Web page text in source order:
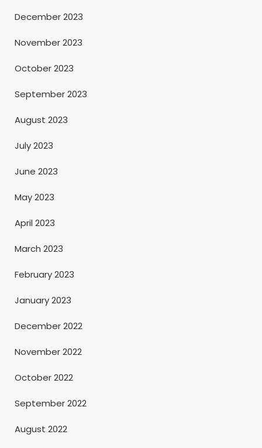
December 2023
November 2023
October 2023
September 2023
August 2023
July 2023
June 2023
May 2023
April 2023
March 2023
February 2023
January 2023
December 2022
November 2022
October 2022
September 2022
August 2022